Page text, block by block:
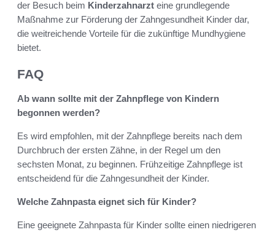
der Besuch beim Kinderzahnarzt eine grundlegende
Maßnahme zur Förderung der Zahngesundheit Kinder dar,
die weitreichende Vorteile für die zukünftige Mundhygiene
bietet.
FAQ
Ab wann sollte mit der Zahnpflege von Kindern
begonnen werden?
Es wird empfohlen, mit der Zahnpflege bereits nach dem
Durchbruch der ersten Zähne, in der Regel um den
sechsten Monat, zu beginnen. Frühzeitige Zahnpflege ist
entscheidend für die Zahngesundheit der Kinder.
Welche Zahnpasta eignet sich für Kinder?
Eine geeignete Zahnpasta für Kinder sollte einen niedrigeren